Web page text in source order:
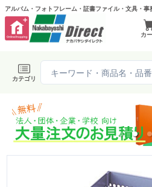
アルバム・フォトフレーム・証書ファイル・文具・
カ
カテゴリ